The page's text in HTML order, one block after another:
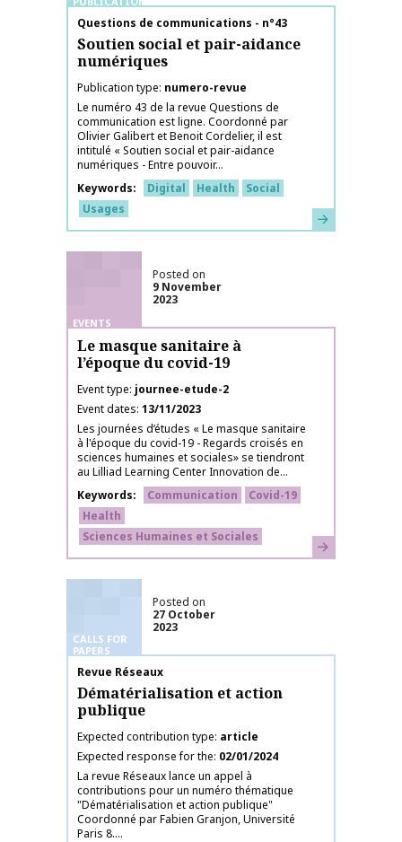
Publication name
Questions de communications - n°43
Soutien social et pair-aidance
numériques
Publication type numero-revue
Le numéro 43 de la revue Questions de
communication est ligne. Coordonné par
Olivier Galibert et Benoit Cordelier, il est
intitulé « Soutien social et pair-aidance
numériques - Entre pouvoir...
Keywords
Digital Health
Social
Usages
Learn more
EVENTS
Posted on
9 November
2023
Le masque sanitaire à
l’époque du covid-19
Event type journee-etude-2
Event dates 13/11/2023
Les journées d’études « Le masque sanitaire
à l'époque du covid-19 - Regards croisés en
sciences humaines et sociales» se tiendront
au Lilliad Learning Center Innovation de...
Keywords
Communication
Covid-19
Health
Sciences Humaines et Sociales
Learn more
CALLS FOR
PAPERS
Posted on
27 October
2023
Publication name
Revue Réseaux
Dématérialisation et action
publique
Expected contribution type article
Expected response for the 02/01/2024
La revue Réseaux lance un appel à
contributions pour un numéro thématique
"Dématérialisation et action publique"
Coordonné par Fabien Granjon, Université
Paris 8....